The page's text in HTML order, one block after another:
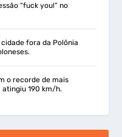
“fuck you!” no
cidade fora da Polônia
o recorde de mais
atingiu 190 km/h.